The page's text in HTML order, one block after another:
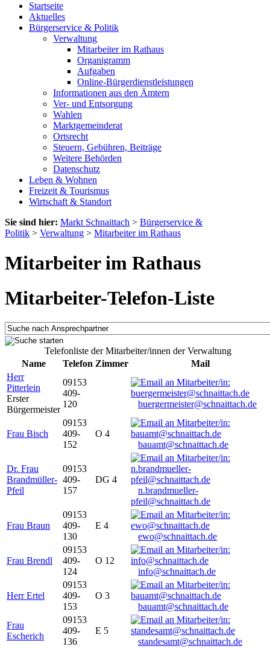
Startseite
Aktuelles
Bürgerservice & Politik
Verwaltung
Mitarbeiter im Rathaus
Organigramm
Aufgaben
Online-Bürgerdienstleistungen
Informationen aus den Ämtern
Ver- und Entsorgung
Wahlen
Marktgemeinderat
Ortsrecht
Steuern, Gebühren, Beiträge
Weitere Behörden
Datenschutz
Leben & Wohnen
Freizeit & Tourismus
Wirtschaft & Standort
Sie sind hier: Markt Schnaittach > Bürgerservice &
Politik > Verwaltung > Mitarbeiter im Rathaus
Mitarbeiter im Rathaus
Mitarbeiter-Telefon-Liste
Telefonliste der Mitarbeiter/innen der Verwaltung
Name
Telefon Zimmer
Mail
Herr
Pitterlein
Erster
Bürgermeister
09153
409-
120
buergermeister@schnaittach.de
Frau Bisch
09153
409-
152
O 4
bauamt@schnaittach.de
Dr. Frau
Brandmüller-
Pfeil
09153
409-
157
DG 4
n.brandmueller-
pfeil@schnaittach.de
Frau Braun
09153
409-
130
E 4
ewo@schnaittach.de
Frau Brendl
09153
409-
124
O 12
info@schnaittach.de
Herr Ertel
09153
409-
153
O 3
bauamt@schnaittach.de
Frau
Escherich
09153
409-
136
E 5
standesamt@schnaittach.de